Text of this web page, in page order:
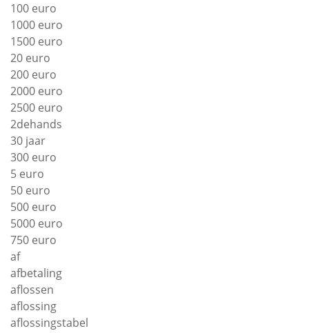
100 euro
1000 euro
1500 euro
20 euro
200 euro
2000 euro
2500 euro
2dehands
30 jaar
300 euro
5 euro
50 euro
500 euro
5000 euro
750 euro
af
afbetaling
aflossen
aflossing
aflossingstabel